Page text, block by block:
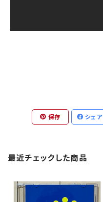
保存 シェア
最近チェックした商品